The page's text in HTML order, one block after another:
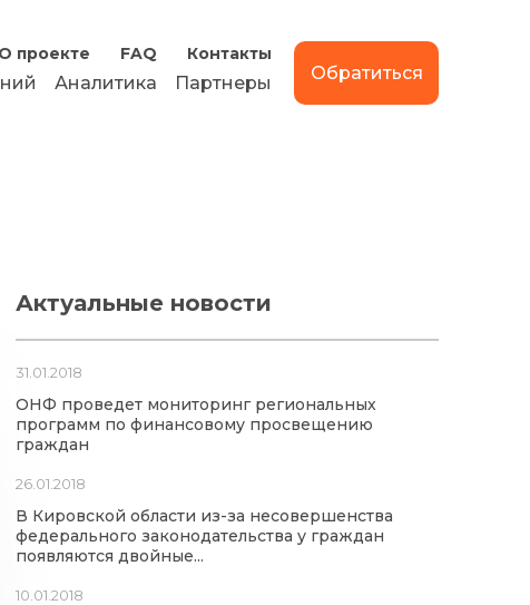
О проекте FAQ Контакты
Аналитика Партнеры Обратиться
Актуальные новости
31.01.2018
ОНФ проведет мониторинг региональных
программ по финансовому просвещению
граждан
26.01.2018
В Кировской области из-за несовершенства
федерального законодательства у граждан
появляются двойные...
10.01.2018